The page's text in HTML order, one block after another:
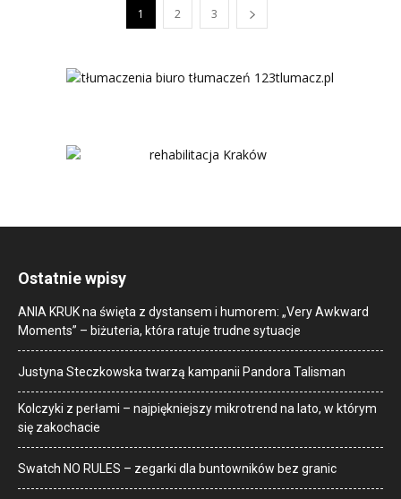
1 2 3
Ostatnie wpisy
ANIA KRUK na święta z dystansem i humorem: „Very Awkward
Moments” – biżuteria, która ratuje trudne sytuacje
Justyna Steczkowska twarzą kampanii Pandora Talisman
Kolczyki z perłami – najpiękniejszy mikrotrend na lato, w którym
się zakochacie
Swatch NO RULES – zegarki dla buntowników bez granic